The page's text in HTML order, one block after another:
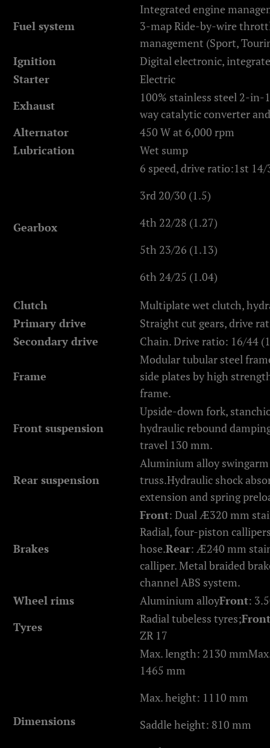
Fuel system
Integrated engine
3-map Ride-by-wire
management (Sport,
Ignition
Digital electronic,
Starter
Electric
Exhaust
100% stainless steel 2-
way catalytic converter
Alternator
450 W at 6,000 rpm
Lubrication
Wet sump
Gearbox
6 speed, drive ratio:1st
3rd 20/30 (1.5)
4th 22/28 (1.27)
5th 23/26 (1.13)
6th 24/25 (1.04)
Clutch
Multiplate wet clutch,
Primary drive
Straight cut gears, drive
Secondary drive
Chain. Drive ratio: 16/44
Frame
Modular tubular steel
side plates by high
frame.
Front suspension
Upside-down fork,
hydraulic rebound
travel 130 mm.
Rear suspension
Aluminium alloy
truss.Hydraulic shock
extension and spring
Brakes
Front: Dual Æ320 mm
Radial, four-piston
hose.Rear: Æ240 mm
calliper. Metal braided
channel ABS system.
Wheel rims
Aluminium alloyFront:
Tyres
Radial tubeless tyres;Front
ZR 17
Dimensions
Max. length: 2130 mm
1465 mm
Max. height: 1110 mm
Saddle height: 810 mm